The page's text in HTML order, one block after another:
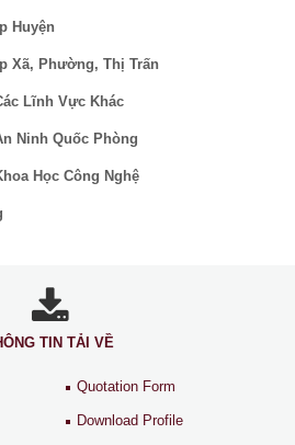
Huyện
Xã, Phường, Thị Trấn
Lĩnh Vực Khác
Ninh Quốc Phòng
Học Công Nghệ
TIN TẢI VỀ
Quotation Form
Download Profile